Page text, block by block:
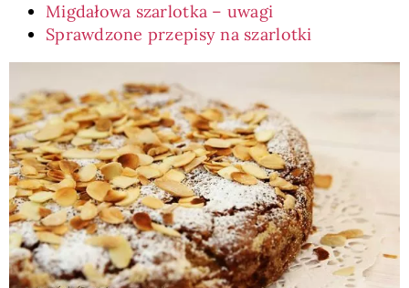
Migdałowa szarlotka – uwagi
Sprawdzone przepisy na szarlotki